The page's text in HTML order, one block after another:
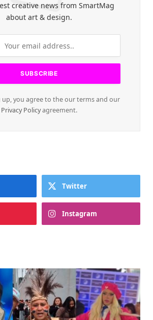
creative news from SmartMag
about art & design.
up, you agree to the our terms and our
Privacy Policyagreement.
Twitter
Instagram